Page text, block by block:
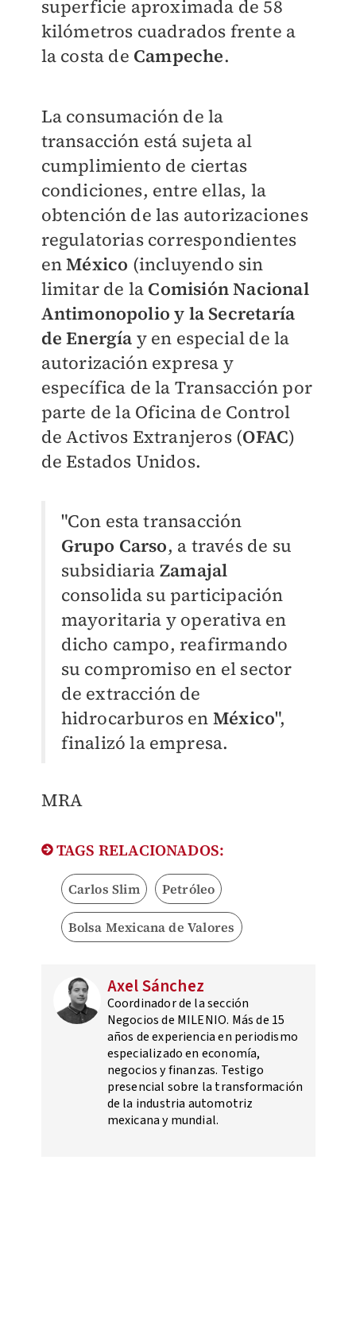
superficie aproximada de 58
kilómetros cuadrados frente a
la costa de Campeche.
La consumación de la
transacción está sujeta al
cumplimiento de ciertas
condiciones, entre ellas, la
obtención de las autorizaciones
regulatorias correspondientes
enMéxico (incluyendo sin
limitar de la Comisión Nacional
Antimonopolio y la Secretaría
de Energía y en especial de la
autorización expresa y
específica de la Transacción por
parte de la Oficina de Control
de Activos Extranjeros (OFAC)
de Estados Unidos.
"Con esta transacción
Grupo Carso, a través de su
subsidiaria Zamajal
consolida su participación
mayoritaria y operativa en
dicho campo, reafirmando
su compromiso en el sector
de extracción de
hidrocarburos en México",
finalizó la empresa.
MRA
TAGS RELACIONADOS:
Carlos Slim Petróleo
Bolsa Mexicana de Valores
Axel Sánchez
Coordinador de la sección
Negocios de MILENIO. Más de 15
años de experiencia en periodismo
especializado en economía,
negocios y finanzas. Testigo
presencial sobre la transformación
de la industria automotriz
mexicana y mundial.